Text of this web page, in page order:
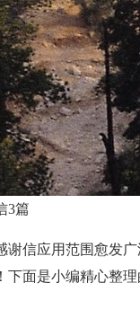
3篇
谢信应用范围愈发
下面是小编精心整